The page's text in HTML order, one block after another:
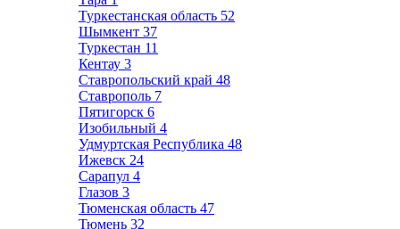
Туркестанская область 52
Шымкент 37
Туркестан 11
Кентау 3
Ставропольский край 48
Ставрополь 7
Пятигорск 6
Изобильный 4
Удмуртская Республика 48
Ижевск 24
Сарапул 4
Глазов 3
Тюменская область 47
Тюмень 32